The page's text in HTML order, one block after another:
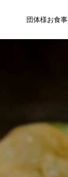
団体様お食事